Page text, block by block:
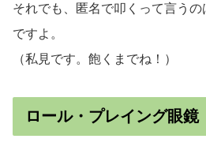
それでも、匿名で叩くって言う
ですよ。
（私見です。飽くまでね！）
ロール・プレイング眼鏡